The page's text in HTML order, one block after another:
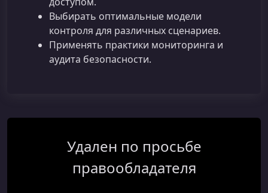
Выбирать оптимальные модели
контроля для различных сценариев.
Применять практики мониторинга и
аудита безопасности.
Удален по просьбе
правообладателя